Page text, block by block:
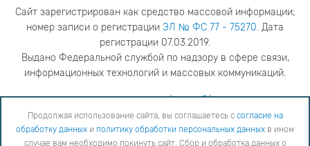
Сайт зарегистрирован как средство массовой информации;
номер записи о регистрации ЭЛ № ФС 77 - 75270. Дата
регистрации 07.03.2019.
Выдано Федеральной службой по надзору в сфере связи,
информационных технологий и массовых коммуникаций.
адрес редакцииya.stogova@ksc.ru
телефон редакции81555-79-516
Продолжая использование сайта, вы соглашаетесь с согласие на обработку данных
Продолжая использование сайта, вы соглашаетесь с согласие на
обработку данных и политику обработки персональных данных в ином
случае вам необходимо покинуть сайт. Сбор и обработка данных о